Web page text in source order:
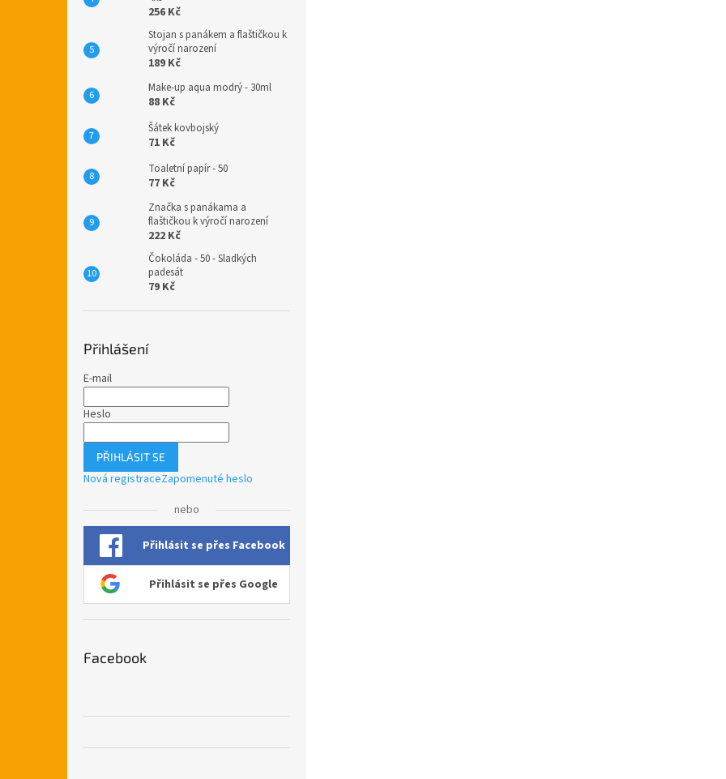
256 Kč
Stojan s panákem a flaštičkou k
výročí narození
189 Kč
Make-up aqua modrý - 30ml
88 Kč
Šátek kovbojský
71 Kč
Toaletní papír - 50
77 Kč
Značka s panákama a
flaštičkou k výročí narození
222 Kč
Čokoláda - 50 - Sladkých
padesát
79 Kč
Přihlášení
E-mail
Heslo
PŘIHLÁSIT SE
Nová registraceZapomenuté heslo
nebo
Přihlásit se přes Facebook
Přihlásit se přes Google
Facebook